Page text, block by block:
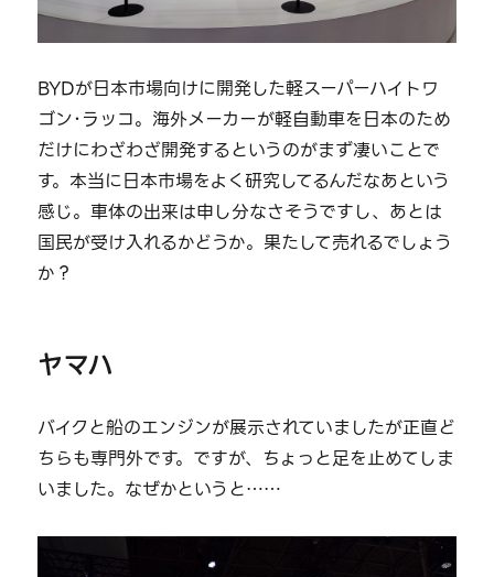
BYDが日本市場向けに開発した軽スーパーハイトワ
ゴン･ラッコ。海外メーカーが軽自動車を日本のため
だけにわざわざ開発するというのがまず凄いことで
す。本当に日本市場をよく研究してるんだなあという
感じ。車体の出来は申し分なさそうですし、あとは
国民が受け入れるかどうか。果たして売れるでしょう
か？
ヤマハ
バイクと船のエンジンが展示されていましたが正直ど
ちらも専門外です。ですが、ちょっと足を止めてしま
いました。なぜかというと……